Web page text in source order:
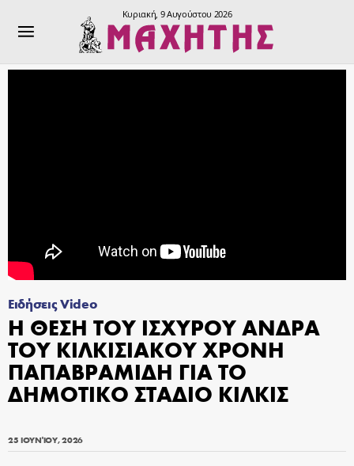
Κυριακή, 9 Αυγούστου 2026
Ειδήσεις Video
Η ΘΕΣΗ ΤΟΥ ΙΣΧΥΡΟΥ ΑΝΔΡΑ
ΤΟΥ ΚΙΛΚΙΣΙΑΚΟΥ ΧΡΟΝΗ
ΠΑΠΑΒΡΑΜΙΔΗ ΓΙΑ ΤΟ
ΔΗΜΟΤΙΚΟ ΣΤΑΔΙΟ ΚΙΛΚΙΣ
25 ΙΟΥΝΊΟΥ, 2026